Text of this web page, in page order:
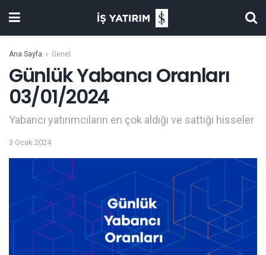
Ana Sayfa Genel
Günlük Yabancı Oranları
03/01/2024
Yabancı yatırımcıların en çok aldığı ve sattığı hisseler
3 Ocak 2024